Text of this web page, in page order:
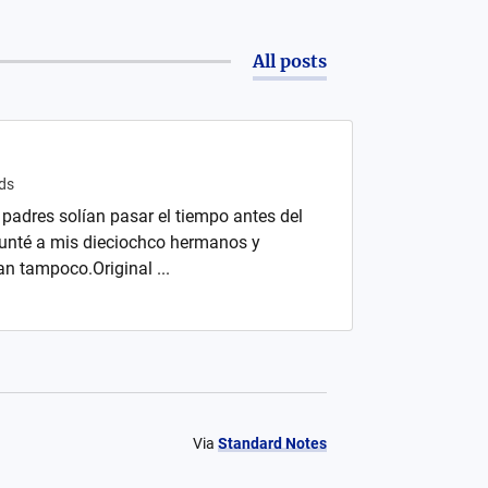
All posts
solían pasar el tiempo antes del
a mis dieciochco hermanos y
tampoco.Original ...
Via Standard Notes